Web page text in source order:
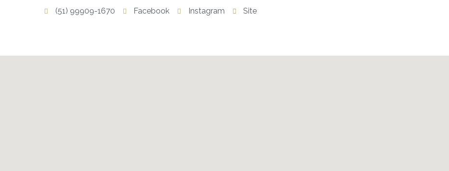
(51) 99909-1670 Facebook Instagram Site